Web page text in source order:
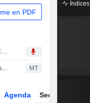
en PDF
Hecla Mining Company, Q2 2026 Earnings Call, Aug 05, 2026
Hecla Mining eleva su beneficio y sus ingresos en el segundo trimestre MT
Agenda Sector
Índices